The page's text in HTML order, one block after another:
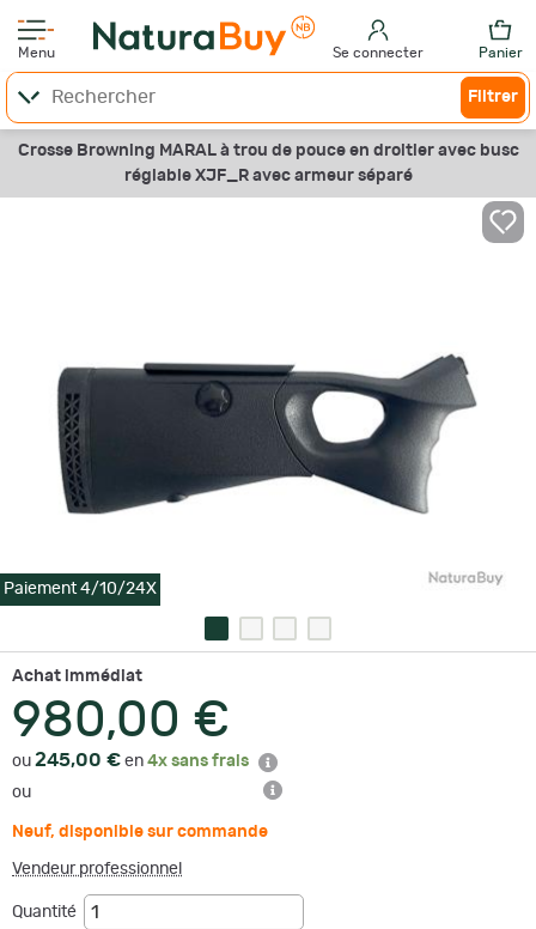
Menu Se connecter Panier
Filtrer
Crosse Browning MARAL à trou de pouce en droitier avec busc
réglable XJF_R avec armeur séparé
Paiement 4/10/24X
Achat immédiat
980,00 €
ou 245,00 € en 4x sans frais
ou
Neuf, disponible sur commande
Vendeur professionnel
Quantité